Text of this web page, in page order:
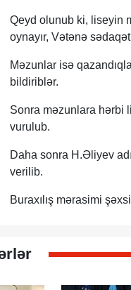
Qeyd olunub ki, liseyin
oynayır, Vətənə
Məzunlar isə
bildiriblər.
Sonra məzunlara hərbi
vurulub.
Daha sonra H.Əliyev
verilib.
Buraxılış mərasimi